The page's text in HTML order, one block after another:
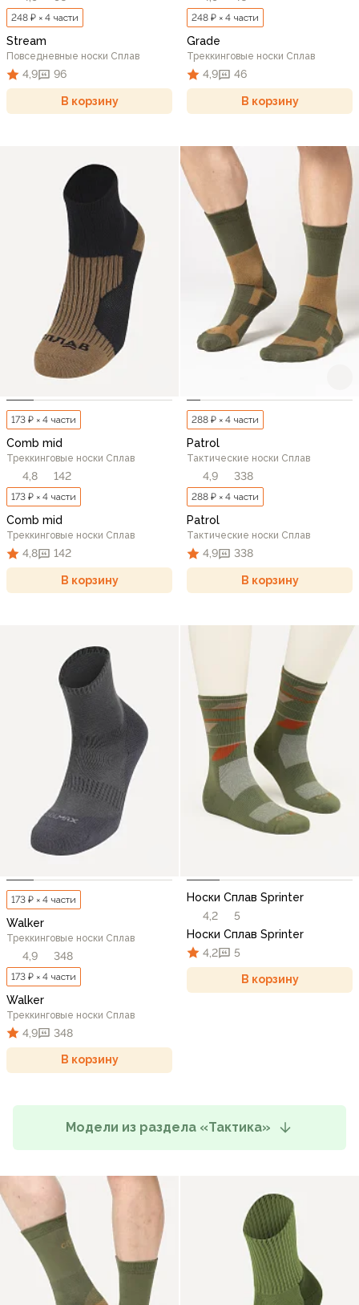
248 ₽ × 4 части
Stream
Повседневные носки Сплав
4,9 96
В корзину
248 ₽ × 4 части
Grade
Треккинговые носки Сплав
4,9 46
В корзину
173 ₽ × 4 части
Comb mid
Треккинговые носки Сплав
4,8 142
173 ₽ × 4 части
Comb mid
Треккинговые носки Сплав
4,8 142
В корзину
288 ₽ × 4 части
Patrol
Тактические носки Сплав
4,9 338
288 ₽ × 4 части
Patrol
Тактические носки Сплав
4,9 338
В корзину
173 ₽ × 4 части
Walker
Треккинговые носки Сплав
4,9 348
173 ₽ × 4 части
Walker
Треккинговые носки Сплав
4,9 348
В корзину
Носки Сплав Sprinter
4,2
5
Носки Сплав Sprinter
4,2
5
В корзину
Модели из раздела «Тактика»